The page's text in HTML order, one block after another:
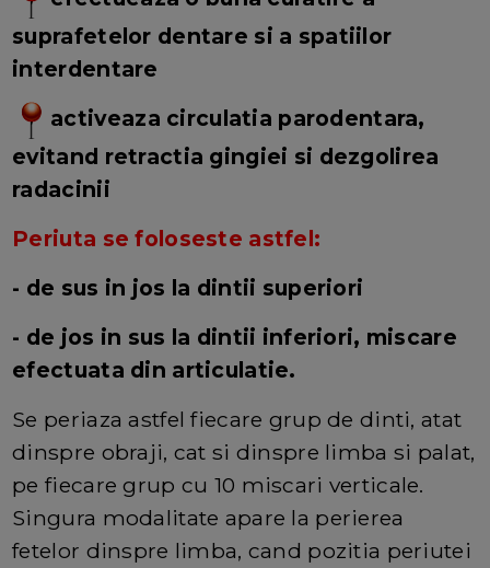
suprafetelor dentare si a spatiilor
interdentare
activeaza circulatia parodentara,
evitand retractia gingiei si dezgolirea
radacinii
Periuta se foloseste astfel:
- de sus in jos la dintii superiori
- de jos in sus la dintii inferiori, miscare
efectuata din articulatie.
Se periaza astfel fiecare grup de dinti, atat
dinspre obraji, cat si dinspre limba si palat,
pe fiecare grup cu 10 miscari verticale.
Singura modalitate apare la perierea
fetelor dinspre limba, cand pozitia periutei